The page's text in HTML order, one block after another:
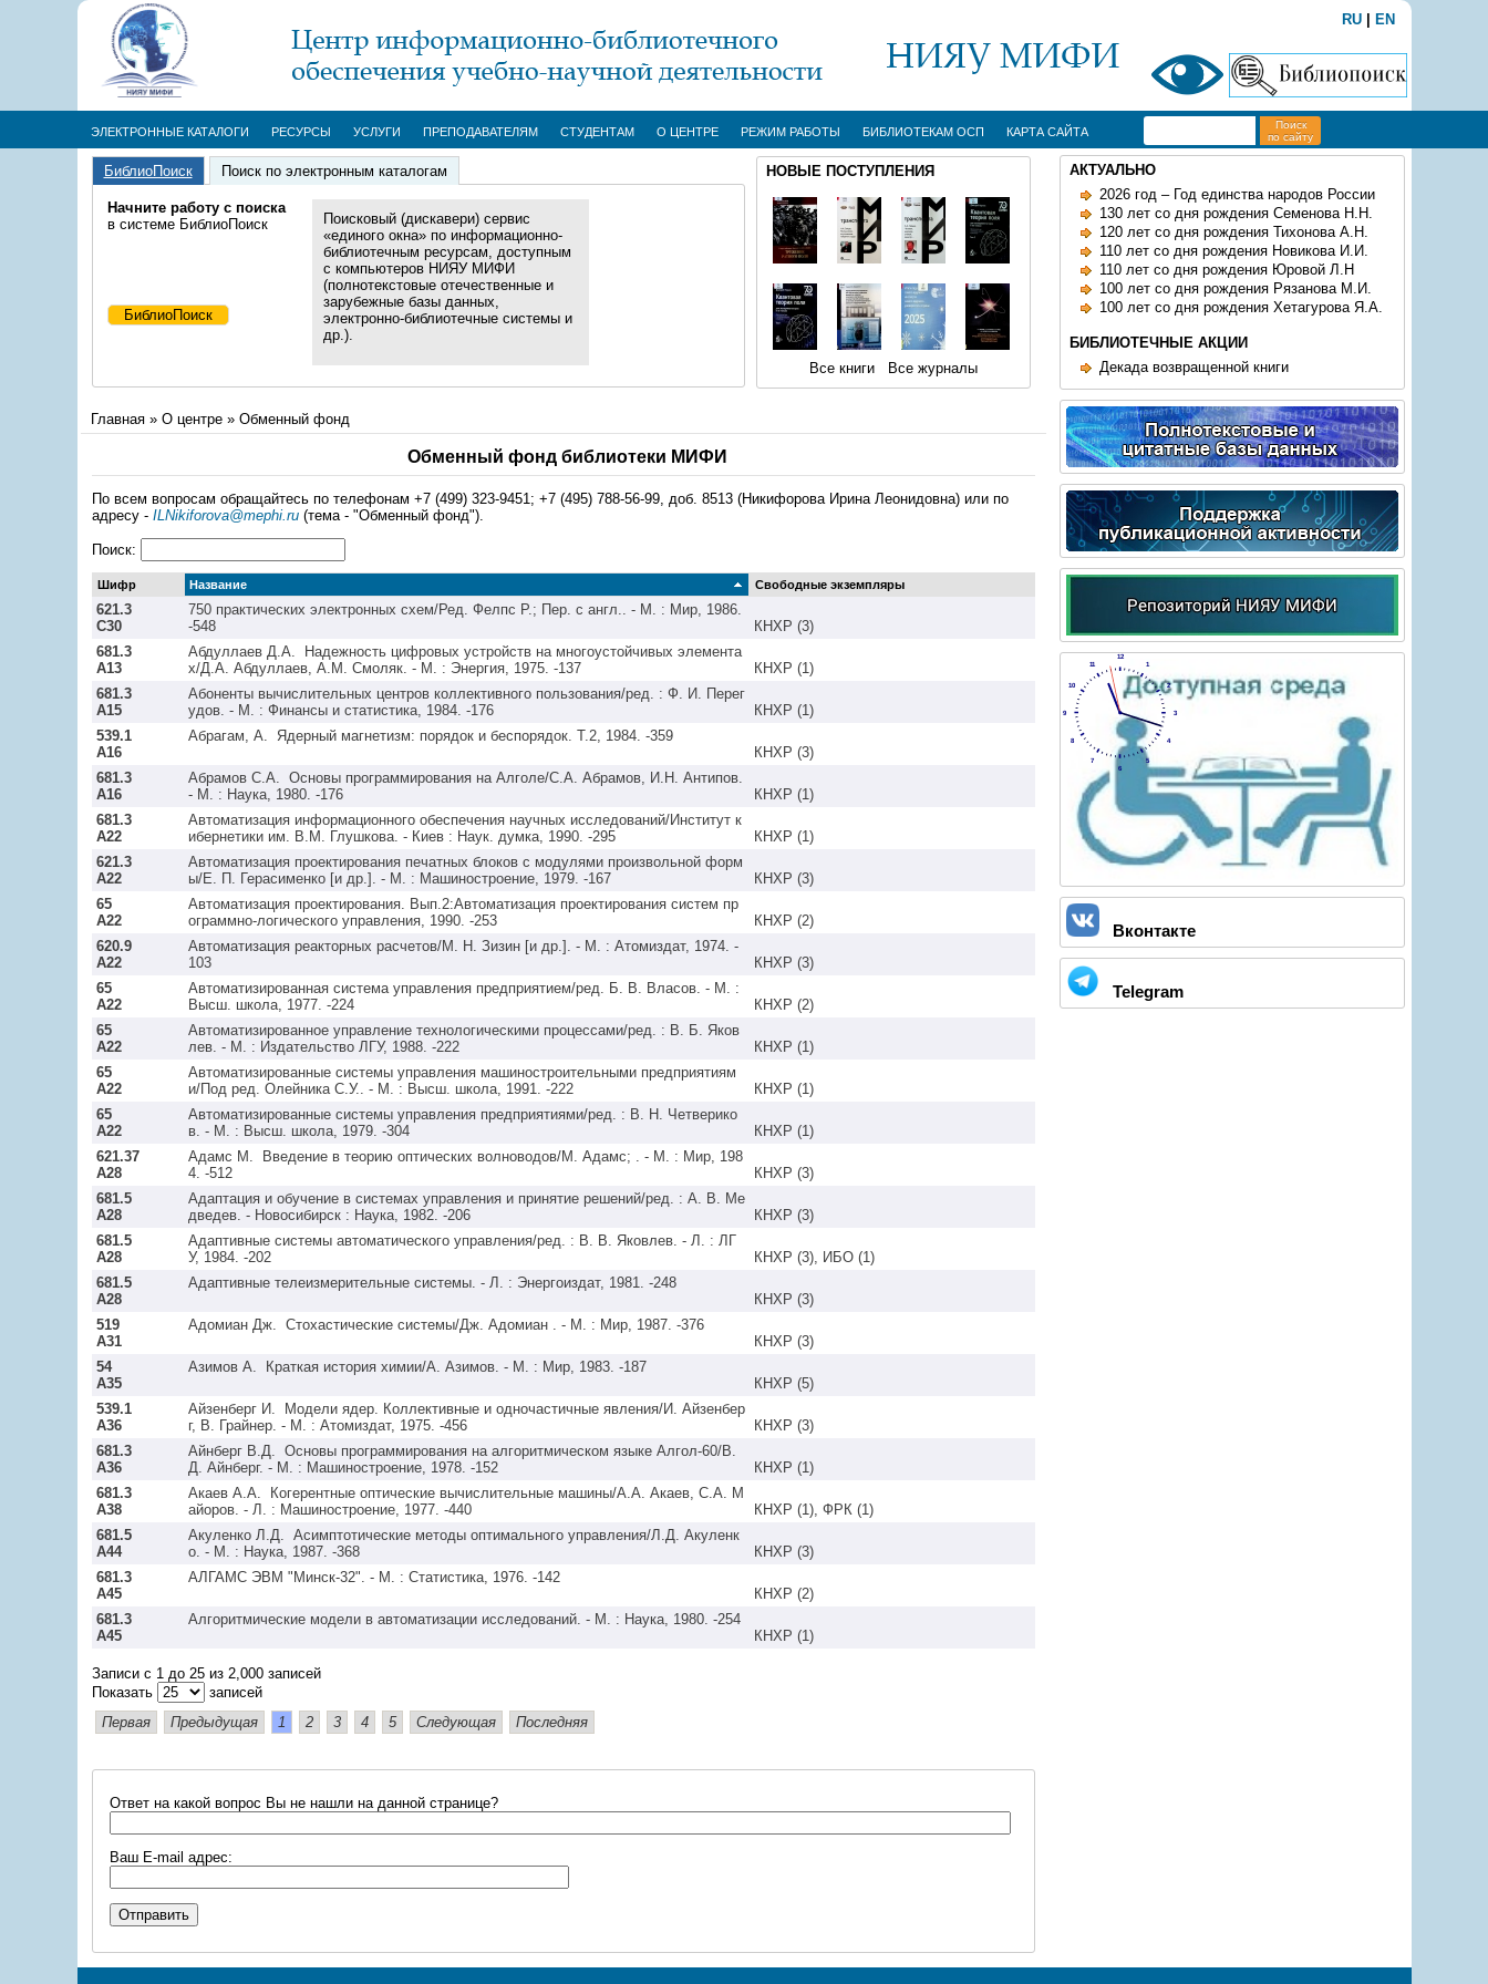
RU| EN
ЭЛЕКТРОННЫЕ КАТАЛОГИ РЕСУРСЫ УСЛУГИ ПРЕПОДАВАТЕЛЯМ СТУДЕНТАМ О ЦЕНТРЕ РЕЖИМ РАБОТЫ БИБЛИОТЕКАМ ОСП КАРТА САЙТА
Поиск
по сайту
БиблиоПоиск Поиск по электронным каталогам
Начните работу с поиска
в системе БиблиоПоиск
Поисковый (дискавери) сервис
«единого окна» по информационно-
библиотечным ресурсам, доступным
с компьютеров НИЯУ МИФИ
(полнотекстовые отечественные и
зарубежные базы данных,
электронно-библиотечные системы и
др.).
НОВЫЕ ПОСТУПЛЕНИЯ
Все книги Все журналы
Главная» О центре» Обменный фонд
Обменный фонд библиотеки МИФИ
По всем вопросам обращайтесь по телефонам +7 (499) 323-9451; +7 (495) 788-56-99, доб. 8513 (Никифорова Ирина Леонидовна) или по
адресу - ILNikiforova@mephi.ru(тема - "Обменный фонд").
Поиск:
Шифр Название Свободные экземпляры
621.3
С30
750 практических электронных схем/Ред. Фелпс Р.; Пер. с англ.. - М. : Мир, 1986.
-548
КНХР (3)
681.3
А13
Абдуллаев Д.А.  Надежность цифровых устройств на многоустойчивых элемента
х/Д.А. Абдуллаев, А.М. Смоляк. - М. : Энергия, 1975. -137
КНХР (1)
681.3
А15
Абоненты вычислительных центров коллективного пользования/ред. : Ф. И. Перег
удов. - М. : Финансы и статистика, 1984. -176
КНХР (1)
539.1
А16
Абрагам, А.  Ядерный магнетизм: порядок и беспорядок. Т.2, 1984. -359
КНХР (3)
681.3
А16
Абрамов С.А.  Основы программирования на Алголе/С.А. Абрамов, И.Н. Антипов.
- М. : Наука, 1980. -176
КНХР (1)
681.3
А22
Автоматизация информационного обеспечения научных исследований/Институт к
ибернетики им. В.М. Глушкова. - Киев : Наук. думка, 1990. -295
КНХР (1)
621.3
А22
Автоматизация проектирования печатных блоков с модулями произвольной форм
ы/Е. П. Герасименко [и др.]. - М. : Машиностроение, 1979. -167
КНХР (3)
65
А22
Автоматизация проектирования. Вып.2:Автоматизация проектирования систем пр
ограммно-логического управления, 1990. -253
КНХР (2)
620.9
А22
Автоматизация реакторных расчетов/М. Н. Зизин [и др.]. - М. : Атомиздат, 1974. -
103
КНХР (3)
65
А22
Автоматизированная система управления предприятием/ред. Б. В. Власов. - М. :
Высш. школа, 1977. -224
КНХР (2)
65
А22
Автоматизированное управление технологическими процессами/ред. : В. Б. Яков
лев. - М. : Издательство ЛГУ, 1988. -222
КНХР (1)
65
А22
Автоматизированные системы управления машиностроительными предприятиям
и/Под ред. Олейника С.У.. - М. : Высш. школа, 1991. -222
КНХР (1)
65
А22
Автоматизированные системы управления предприятиями/ред. : В. Н. Четверико
в. - М. : Высш. школа, 1979. -304
КНХР (1)
621.37
А28
Адамс М.  Введение в теорию оптических волноводов/М. Адамс; . - М. : Мир, 198
4. -512
КНХР (3)
681.5
А28
Адаптация и обучение в системах управления и принятие решений/ред. : А. В. Ме
дведев. - Новосибирск : Наука, 1982. -206
КНХР (3)
681.5
А28
Адаптивные системы автоматического управления/ред. : В. В. Яковлев. - Л. : ЛГ
У, 1984. -202
КНХР (3), ИБО (1)
681.5
А28
Адаптивные телеизмерительные системы. - Л. : Энергоиздат, 1981. -248
КНХР (3)
519
А31
Адомиан Дж.  Стохастические системы/Дж. Адомиан . - М. : Мир, 1987. -376
КНХР (3)
54
А35
Азимов А.  Краткая история химии/А. Азимов. - М. : Мир, 1983. -187
КНХР (5)
539.1
А36
Айзенберг И.  Модели ядер. Коллективные и одночастичные явления/И. Айзенбер
г, В. Грайнер. - М. : Атомиздат, 1975. -456
КНХР (3)
681.3
А36
Айнберг В.Д.  Основы программирования на алгоритмическом языке Алгол-60/В.
Д. Айнберг. - М. : Машиностроение, 1978. -152
КНХР (1)
681.3
А38
Акаев А.А.  Когерентные оптические вычислительные машины/А.А. Акаев, С.А. М
айоров. - Л. : Машиностроение, 1977. -440
КНХР (1), ФРК (1)
681.5
А44
Акуленко Л.Д.  Асимптотические методы оптимального управления/Л.Д. Акуленк
о. - М. : Наука, 1987. -368
КНХР (3)
681.3
А45
АЛГАМС ЭВМ "Минск-32". - М. : Статистика, 1976. -142
КНХР (2)
681.3
А45
Алгоритмические модели в автоматизации исследований. - М. : Наука, 1980. -254
КНХР (1)
Записи с 1 до 25 из 2,000 записей
Показать
записей
Первая
Предыдущая 1 2 3 4 5 Следующая Последняя
Ответ на какой вопрос Вы не нашли на данной странице?
Ваш E-mail адрес:
АКТУАЛЬНО
2026 год – Год единства народов России
130 лет со дня рождения Семенова Н.Н.
120 лет со дня рождения Тихонова А.Н.
110 лет со дня рождения Новикова И.И.
110 лет со дня рождения Юровой Л.Н
100 лет со дня рождения Рязанова М.И.
100 лет со дня рождения Хетагурова Я.А.
БИБЛИОТЕЧНЫЕ АКЦИИ
Декада возвращенной книги
1
2
3
4
5
6
7
8
9
10
11
12
Вконтакте
Telegram